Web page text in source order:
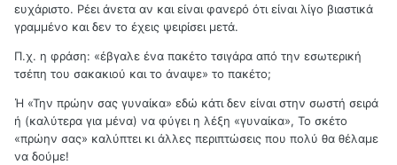
ευχάριστο. Ρέει άνετα αν και είναι φανερό ότι είναι λίγο βιαστικά
γραμμένο και δεν το έχεις ψειρίσει μετά.
Π.χ. η φράση: «έβγαλε ένα πακέτο τσιγάρα από την εσωτερική
τσέπη του σακακιού και το άναψε» το πακέτο;
Ή «Την πρώην σας γυναίκα» εδώ κάτι δεν είναι στην σωστή σειρά
ή (καλύτερα για μένα) να φύγει η λέξη «γυναίκα», Το σκέτο
«πρώην σας» καλύπτει κι άλλες περιπτώσεις που πολύ θα θέλαμε
να δούμε!